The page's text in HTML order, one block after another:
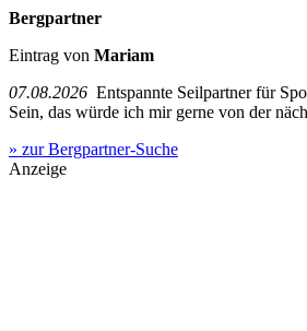
Bergpartner
Eintrag von Mariam
07.08.2026 Entspannte Seilpartner für
Sein, das würde ich mir gerne von der
» zur Bergpartner-Suche
Anzeige